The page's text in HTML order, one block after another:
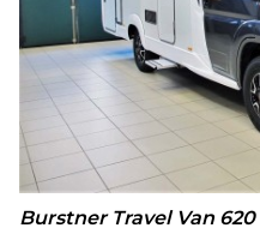
Burstner Travel Van